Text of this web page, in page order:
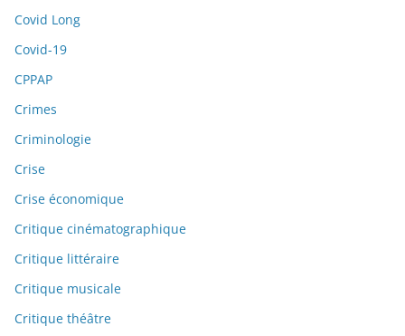
Covid Long
Covid-19
CPPAP
Crimes
Criminologie
Crise
Crise économique
Critique cinématographique
Critique littéraire
Critique musicale
Critique théâtre